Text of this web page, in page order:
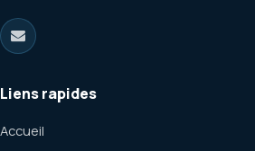
Liens rapides
Accueil